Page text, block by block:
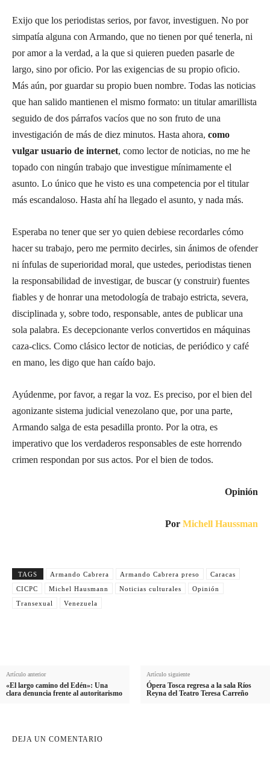
Exijo que los periodistas serios, por favor, investiguen. No por
simpatía alguna con Armando, que no tienen por qué tenerla, ni
por amor a la verdad, a la que si quieren pueden pasarle de
largo, sino por oficio. Por las exigencias de su propio oficio.
Más aún, por guardar su propio buen nombre. Todas las noticias
que han salido mantienen el mismo formato: un titular amarillista
seguido de dos párrafos vacíos que no son fruto de una
investigación de más de diez minutos. Hasta ahora, como
vulgar usuario de internet, como lector de noticias, no me he
topado con ningún trabajo que investigue mínimamente el
asunto. Lo único que he visto es una competencia por el titular
más escandaloso. Hasta ahí ha llegado el asunto, y nada más.
Esperaba no tener que ser yo quien debiese recordarles cómo
hacer su trabajo, pero me permito decirles, sin ánimos de ofender
ni ínfulas de superioridad moral, que ustedes, periodistas tienen
la responsabilidad de investigar, de buscar (y construir) fuentes
fiables y de honrar una metodología de trabajo estricta, severa,
disciplinada y, sobre todo, responsable, antes de publicar una
sola palabra. Es decepcionante verlos convertidos en máquinas
caza-clics. Como clásico lector de noticias, de periódico y café
en mano, les digo que han caído bajo.
Ayúdenme, por favor, a regar la voz. Es preciso, por el bien del
agonizante sistema judicial venezolano que, por una parte,
Armando salga de esta pesadilla pronto. Por la otra, es
imperativo que los verdaderos responsables de este horrendo
crimen respondan por sus actos. Por el bien de todos.
Opinión
Por Michell Haussman
TAGS Armando Cabrera Armando Cabrera preso
Caracas
CICPC
Michel Hausmann Noticias culturales
Opinión
Transexual
Venezuela
Artículo anterior
«El largo camino del Edén»: Una
clara denuncia frente al autoritarismo
Artículo siguiente
Ópera Tosca regresa a la sala Ríos
Reyna del Teatro Teresa Carreño
DEJA UN COMENTARIO